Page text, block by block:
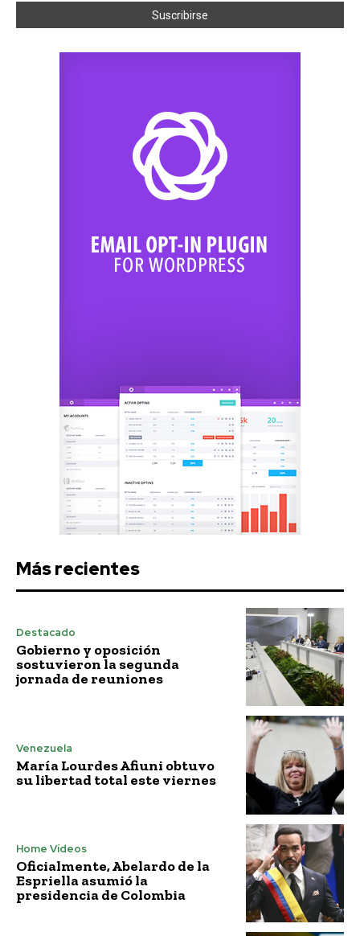
Más recientes
Destacado
Gobierno y oposición
sostuvieron la segunda
jornada de reuniones
Venezuela
María Lourdes Afiuni obtuvo
su libertad total este viernes
Home Vídeos
Oficialmente, Abelardo de la
Espriella asumió la
presidencia de Colombia